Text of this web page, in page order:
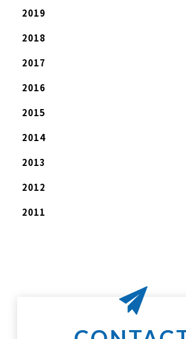
2019
2018
2017
2016
2015
2014
2013
2012
2011